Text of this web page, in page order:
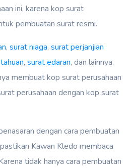
ini, karena kop surat
pembuatan surat resmi.
, surat niaga, surat perjanjian
, surat edaran, dan lainnya.
membuat kop surat perusahaan
perusahaan dengan kop surat
dengan cara pembuatan
Kawan Kledo membaca
tidak hanya cara pembuatan